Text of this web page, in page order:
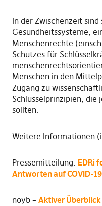
In der Zwischenzeit
Gesundheitssysteme,
Menschenrechte
Schutzes für
Menschen in den
Zugang zu
Schlüsselprinzipien,
sollten.
Weitere Informationen
Pressemitteilung: EDRi
Antworten auf COVID-19
noyb – Aktiver